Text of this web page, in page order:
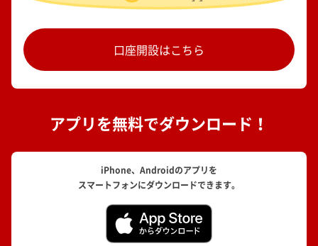
口座開設はこちら
アプリを無料でダウンロード！
iPhone、Androidのアプリを
スマートフォンにダウンロードできます。